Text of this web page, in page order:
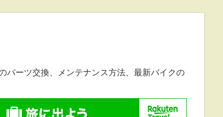
パーツ交換、メンテナンス方法、最新バイクの